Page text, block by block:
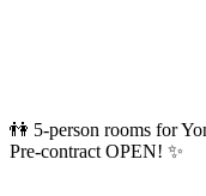
👫 5-person rooms for
Pre-contract OPEN! ✨